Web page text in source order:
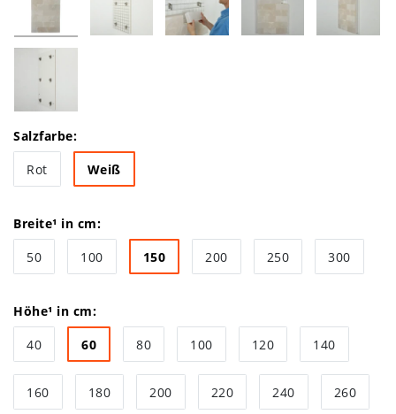
Salzfarbe:
Rot
Weiß
Breite¹ in cm:
50
100 150 200 250 300
Höhe¹ in cm:
40
60 80 100 120 140
160 180 200 220 240 260